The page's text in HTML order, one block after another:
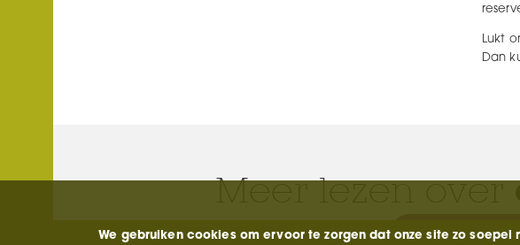
Lukt
Dan
We gebruiken cookies om ervoor te zorgen dat onze site zo